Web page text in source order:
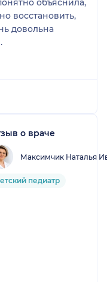
объяснила,
восстановить,
довольна
о враче
Максимчик Наталья
педиатр